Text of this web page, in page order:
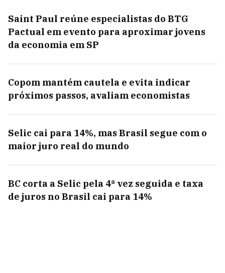
Saint Paul reúne especialistas do BTG
Pactual em evento para aproximar jovens
da economia em SP
Copom mantém cautela e evita indicar
próximos passos, avaliam economistas
Selic cai para 14%, mas Brasil segue com o
maior juro real do mundo
BC corta a Selic pela 4ª vez seguida e taxa
de juros no Brasil cai para 14%